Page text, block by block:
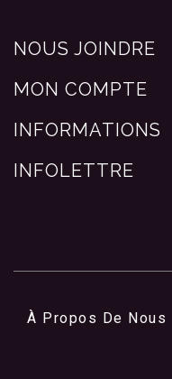
NOUS JOINDRE
MON COMPTE
INFORMATIONS
INFOLETTRE
À Propos De Nous